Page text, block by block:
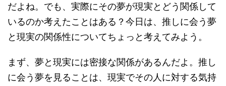
だよね。でも、実際にその夢が現実とどう関係して
いるのか考えたことはある？今日は、推しに会う夢
と現実の関係性についてちょっと考えてみよう。
まず、夢と現実には密接な関係があるんだよ。推し
に会う夢を見ることは、現実でその人に対する気持